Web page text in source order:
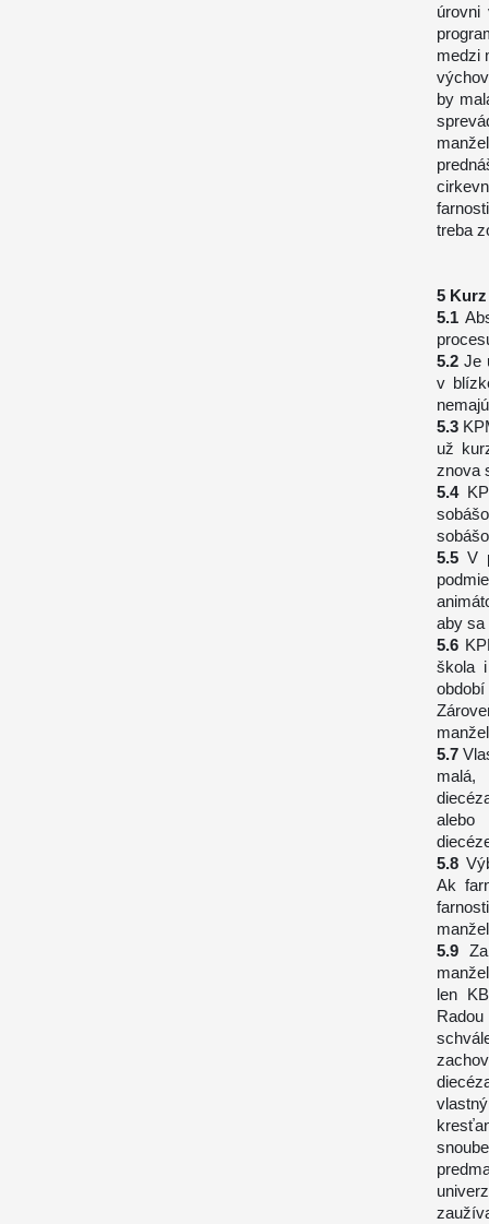
úrovni
medzi
by
treba
Je
v
už
znova
V
aby sa
škola
alebo
Ak
len